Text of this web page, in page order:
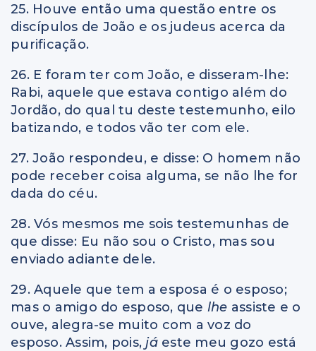
25. Houve então uma questão entre os
discípulos de João e os judeus acerca da
purificação.
26. E foram ter com João, e disseram-lhe:
Rabi, aquele que estava contigo além do
Jordão, do qual tu deste testemunho, eilo
batizando, e todos vão ter com ele.
27. João respondeu, e disse: O homem não
pode receber coisa alguma, se não lhe for
dada do céu.
28. Vós mesmos me sois testemunhas de
que disse: Eu não sou o Cristo, mas sou
enviado adiante dele.
29. Aquele que tem a esposa é o esposo;
mas o amigo do esposo, que lhe assiste e o
ouve, alegra-se muito com a voz do
esposo. Assim, pois,já este meu gozo está